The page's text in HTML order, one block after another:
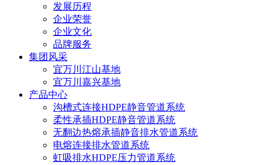
发展历程
企业荣誉
企业文化
品牌服务
集团风采
宜万川江山基地
宜万川嘉兴基地
产品中心
沟槽式连接HDPE静音管道系统
柔性承插HDPE静音管道系统
无翻边热熔承插静音排水管道系统
电熔连接排水管道系统
虹吸排水HDPE压力管道系统